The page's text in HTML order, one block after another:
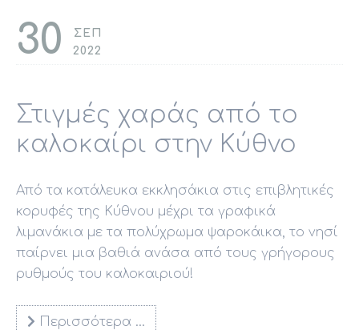
30
ΣΕΠ
2022
Στιγμές χαράς από το
καλοκαίρι στην Κύθνο
Από τα κατάλευκα εκκλησάκια στις επιβλητικές
κορυφές της Κύθνου μέχρι τα γραφικά
λιμανάκια με τα πολύχρωμα ψαροκάικα, το νησί
παίρνει μια βαθιά ανάσα από τους γρήγορους
ρυθμούς του καλοκαιριού!
Περισσότερα …